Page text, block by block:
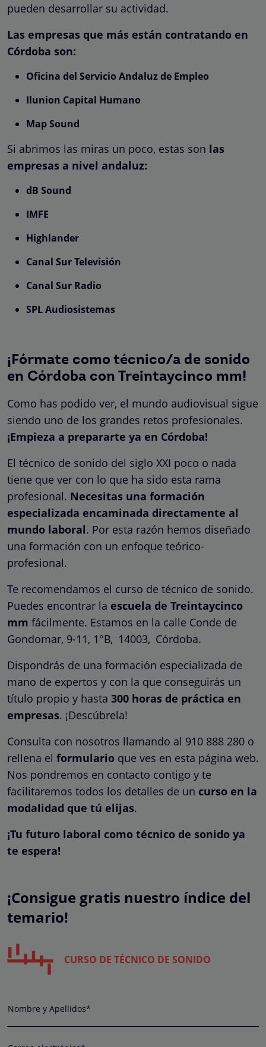
pueden desarrollar su actividad.
Las empresas que más están contratando en
Córdoba son:
Oficina del Servicio Andaluz de Empleo
Ilunion Capital Humano
Map Sound
Si abrimos las miras un poco, estas son las
empresas a nivel andaluz:
dB Sound
IMFE
Highlander
Canal Sur Televisión
Canal Sur Radio
SPL Audiosistemas
¡Fórmate como técnico/a de sonido
en Córdoba con Treintaycinco mm!
Como has podido ver, el mundo audiovisual sigue
siendo uno de los grandes retos profesionales.
¡Empieza a prepararte ya en Córdoba!
El técnico de sonido del siglo XXI poco o nada
tiene que ver con lo que ha sido esta rama
profesional. Necesitas una formación
especializada encaminada directamente al
mundo laboral. Por esta razón hemos diseñado
una formación con un enfoque teórico-
profesional.
Te recomendamos el curso de técnico de sonido.
Puedes encontrar la escuela de Treintaycinco
mm fácilmente. Estamos en la calle Conde de
Gondomar, 9-11, 1°B, 14003, Córdoba.
Dispondrás de una formación especializada de
mano de expertos y con la que conseguirás un
título propio y hasta 300 horas de práctica en
empresas. ¡Descúbrela!
Consulta con nosotros llamando al 910 888 280 o
rellena el formulario que ves en esta página web.
Nos pondremos en contacto contigo y te
facilitaremos todos los detalles de un curso en la
modalidad que tú elijas.
¡Tu futuro laboral como técnico de sonido ya
te espera!
¡Consigue gratis nuestro índice del
temario!
CURSO DE TÉCNICO DE SONIDO
Nombre y Apellidos*